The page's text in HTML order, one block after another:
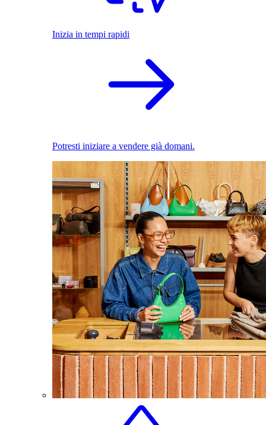
Inizia in tempi rapidi
Potresti iniziare a vendere già domani.